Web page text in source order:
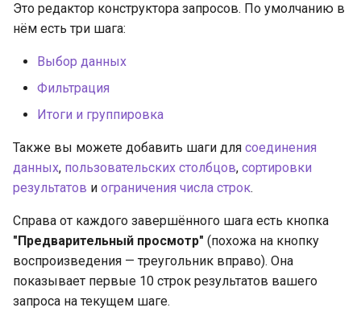
Это редактор конструктора запросов. По умолчанию в
нём есть три шага:
Выбор данных
Фильтрация
Итоги и группировка
Также вы можете добавить шаги для соединения
данных, пользовательских столбцов, сортировки
результатов и ограничения числа строк.
Справа от каждого завершённого шага есть кнопка
"Предварительный просмотр" (похожа на кнопку
воспроизведения — треугольник вправо). Она
показывает первые 10 строк результатов вашего
запроса на текущем шаге.